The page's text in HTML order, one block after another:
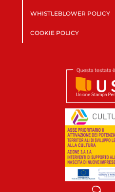
WHISTLEBLOWER POLICY
COOKIE POLICY